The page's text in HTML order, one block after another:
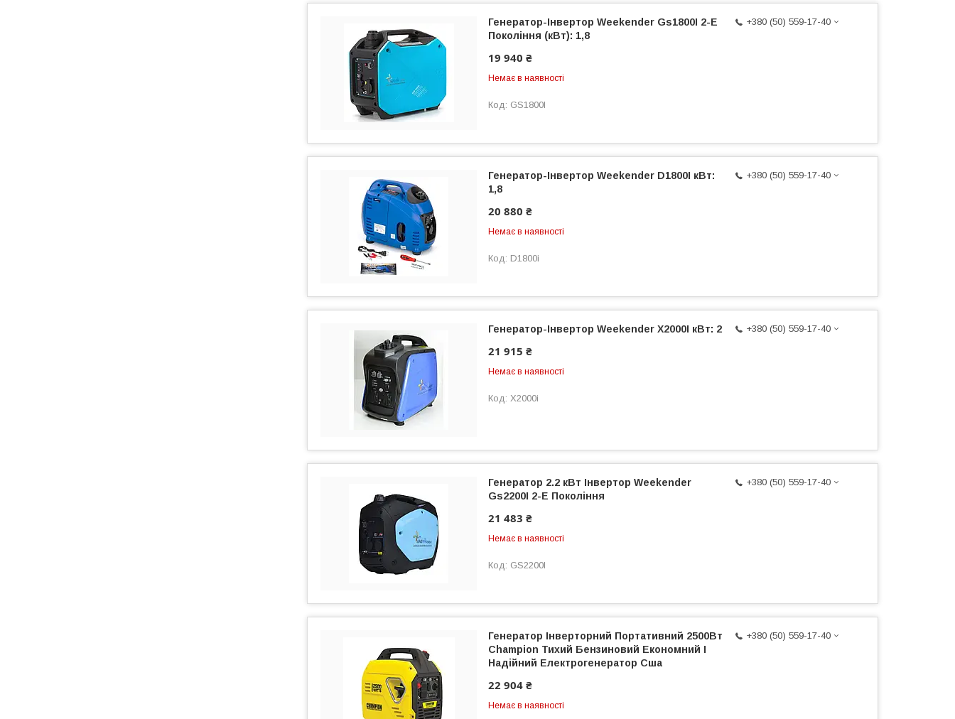
+380 (50) 559-17-40
Генератор-Інвертор Weekender Gs1800I 2-Е
Покоління (кВт): 1,8
19 940 ₴
Немає в наявності
GS1800I
+380 (50) 559-17-40
Генератор-Інвертор Weekender D1800I кВт:
1,8
20 880 ₴
Немає в наявності
D1800i
+380 (50) 559-17-40
Генератор-Інвертор Weekender X2000I кВт: 2
21 915 ₴
Немає в наявності
X2000i
+380 (50) 559-17-40
Генератор 2.2 кВт Інвертор Weekender
Gs2200I 2-Е Покоління
21 483 ₴
Немає в наявності
GS2200I
+380 (50) 559-17-40
Генератор Інверторний Портативний 2500Вт
Champion Тихий Бензиновий Економний І
Надійний Електрогенератор Сша
22 904 ₴
Немає в наявності